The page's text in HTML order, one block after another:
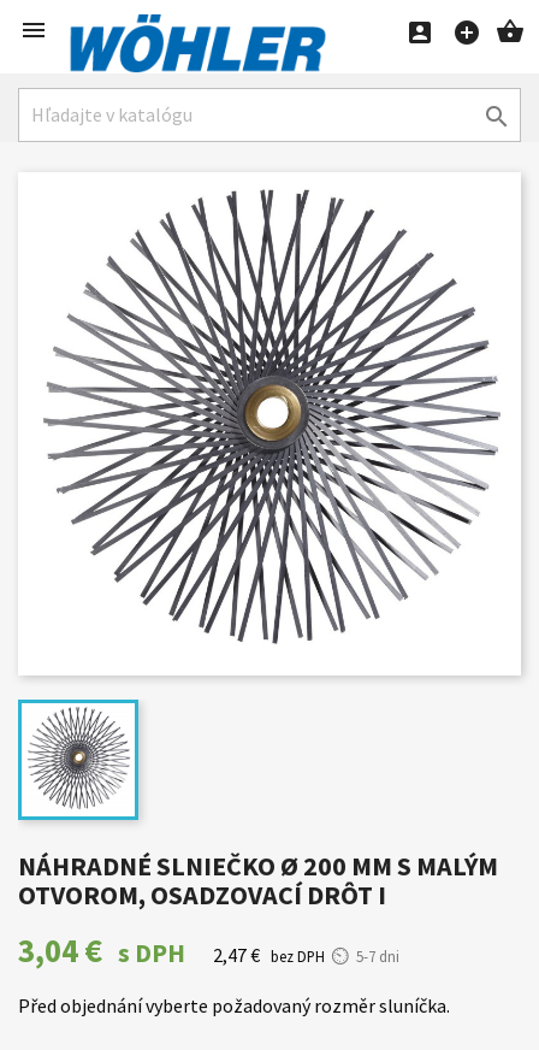
 
 

NÁHRADNÉ SLNIEČKO Ø 200 MM S MALÝM
OTVOROM, OSADZOVACÍ DRÔT I
3,04 € s DPH 2,47 € bez DPH 5-7 dni
Před objednání vyberte požadovaný rozměr sluníčka.